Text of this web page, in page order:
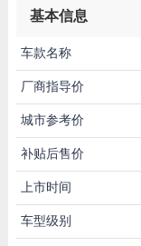
基本信息
车款名称
厂商指导价
城市参考价
补贴后售价
上市时间
车型级别